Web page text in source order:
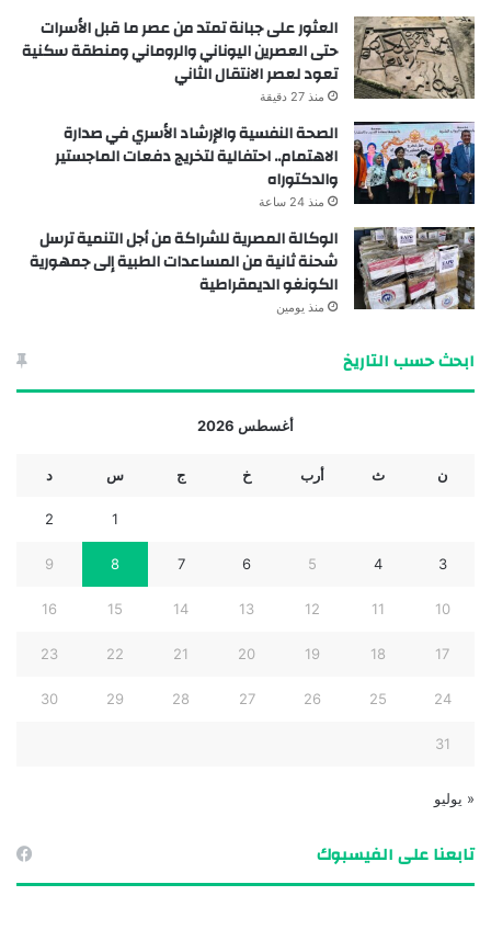
العثور على جبانة تمتد من عصر ما قبل الأسرات
حتى العصرين اليوناني والروماني ومنطقة سكنية
تعود لعصر الانتقال الثاني
منذ 27 دقيقة
الصحة النفسية والإرشاد الأسري في صدارة
الاهتمام.. احتفالية لتخريج دفعات الماجستير
والدكتوراه
منذ 24 ساعة
الوكالة المصرية للشراكة من أجل التنمية ترسل
شحنة ثانية من المساعدات الطبية إلى جمهورية
الكونغو الديمقراطية
منذ يومين
ابحث حسب التاريخ
أغسطس 2026
ن ث أرب خ ج س د
1
2
3
4
5
6
7
8
9
10
11
12
13
14
15
16
17
18
19
20
21
22
23
24
25
26
27
28
29
30
31
« يوليو
تابعنا على الفيسبوك